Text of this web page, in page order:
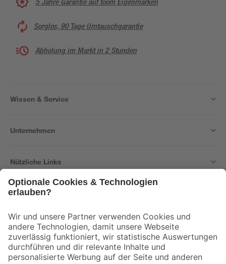
Sorglos, 90 Tage Umtauschgarantie
Abholung im Markt in 2 Stunden
Wissen & Service
Unternehmen
Nützliche Links
Der toom Newsletter: Keine Angebote und Aktionen mehr verpassen!
Zur Newsletter Anmeldung